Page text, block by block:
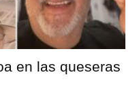
en las queseras